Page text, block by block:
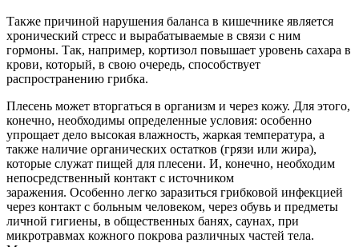
Также причиной нарушения баланса в кишечнике является
хронический стресс и вырабатываемые в связи с ним
гормоны. Так, например, кортизол повышает уровень сахара в
крови, который, в свою очередь, способствует
распространению грибка.
Плесень может вторгаться в организм и через кожу. Для этого,
конечно, необходимы определенные условия: особенно
упрощает дело высокая влажность, жаркая температура, а
также наличие органических остатков (грязи или жира),
которые служат пищей для плесени. И, конечно, необходим
непосредственный контакт с источником
заражения. Особенно легко заразиться грибковой инфекцией
через контакт с больным человеком, через обувь и предметы
личной гигиены, в общественных банях, саунах, при
микротравмах кожного покрова различных частей тела.